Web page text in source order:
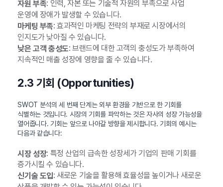
자원 부족: 인력, 자본 또는 기술적 자원의 부족으로 사업
운영에 장애가 발생할 수 있습니다.
마케팅 부족: 효과적인 마케팅 전략의 부재로 시장에서의
인지도가 낮아질 수 있습니다.
낮은 고객 충성도: 브랜드에 대한 고객의 충성도가 부족하여
지속적인 매출 성장에 영향을 줄 수 있습니다.
2.3 기회 (Opportunities)
SWOT 분석의 세 번째 단계는 외부 환경을 기반으로 한 기회를
식별하는 것입니다. 시장의 기회를 파악하는 것은 자사의 성장 가능성을
열어줍니다. 기회는 앞으로 나아갈 방향을 제시합니다. 기회의 예시는
다음과 같습니다:
시장 성장: 특정 산업의 급속한 성장세가 기업의 판매 기회를
증가시킬 수 있습니다.
신기술 도입: 새로운 기술을 활용해 효율성을 높이거나 새로운